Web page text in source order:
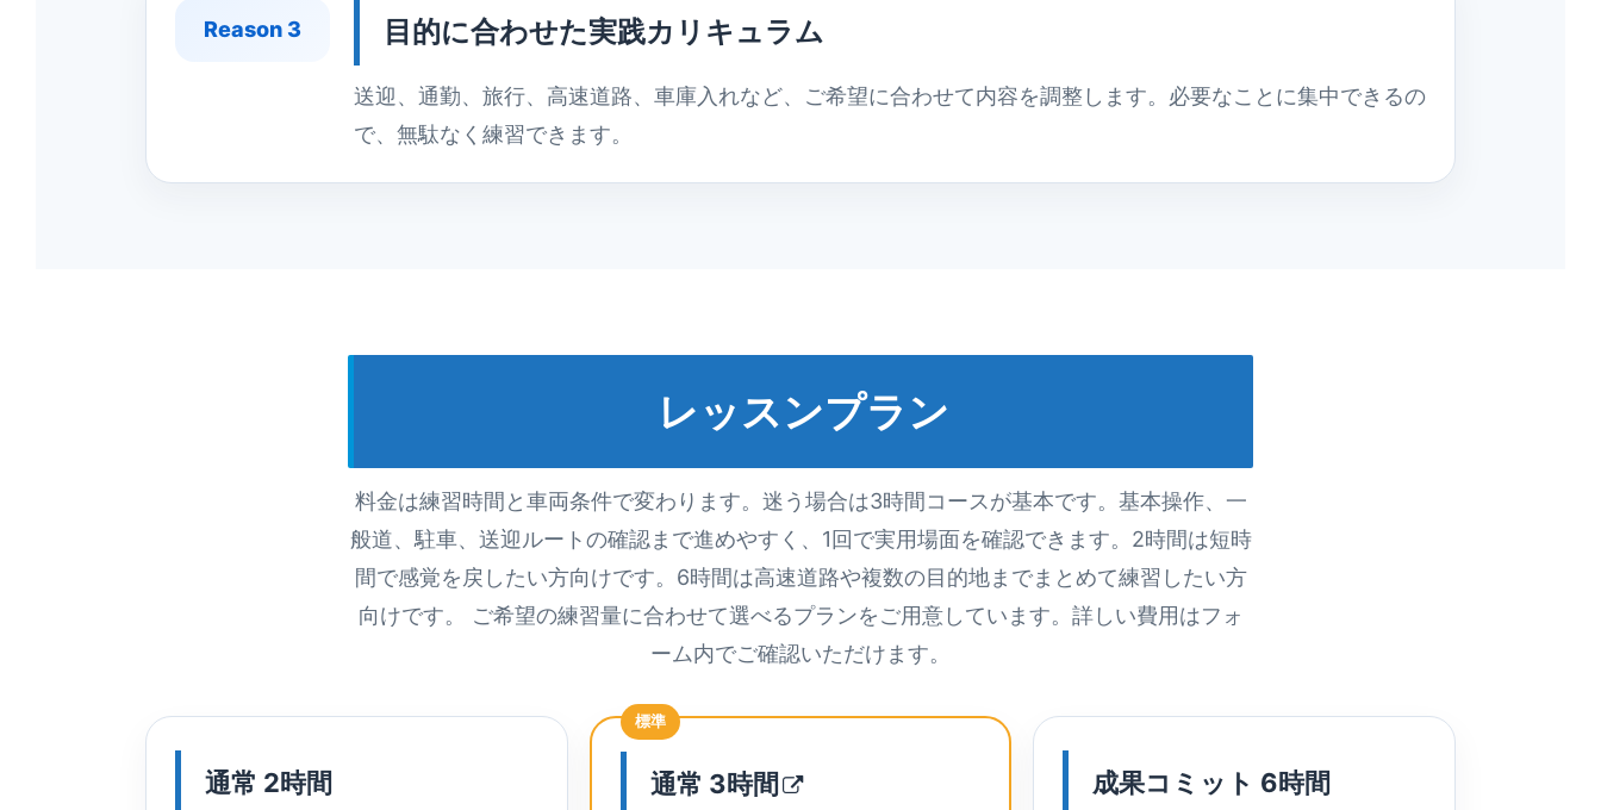
Reason 3 目的に合わせた実践カリキュラム
送迎、通勤、旅行、高速道路、車庫入れなど、ご希望に合わせて内容を調整します。必要なことに集中できるの
で、無駄なく練習できます。
レッスンプラン
料金は練習時間と車両条件で変わります。迷う場合は3時間コースが基本です。基本操作、一
般道、駐車、送迎ルートの確認まで進めやすく、1回で実用場面を確認できます。2時間は短時
間で感覚を戻したい方向けです。6時間は高速道路や複数の目的地までまとめて練習したい方
向けです。 ご希望の練習量に合わせて選べるプランをご用意しています。詳しい費用はフォ
ーム内でご確認いただけます。
通常 2時間
標準
通常 3時間 成果コミット 6時間